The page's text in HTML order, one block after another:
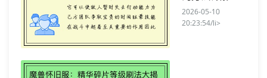
2026-05-10
20:23:54/li>